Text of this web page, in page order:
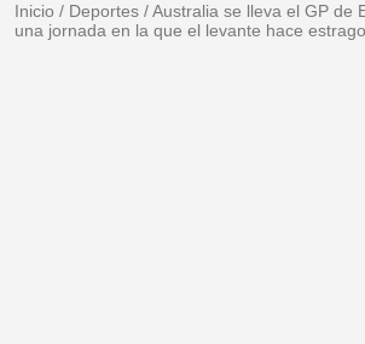
Inicio / Deportes /Australia se lleva el GP de
una jornada en la que el levante hace